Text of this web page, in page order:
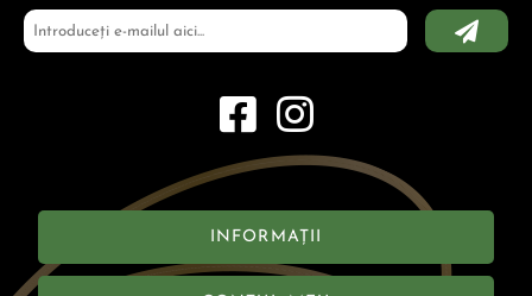
INFORMAȚII